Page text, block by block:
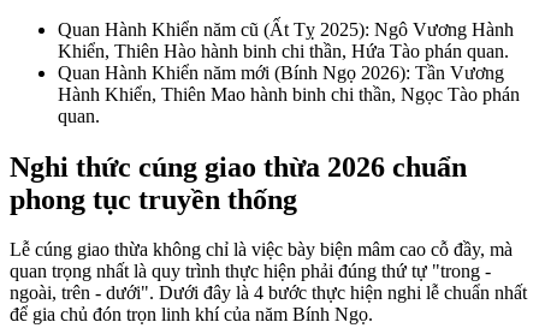
Quan Hành Khiển năm cũ (Ất Tỵ 2025): Ngô Vương Hành
Khiển, Thiên Hào hành binh chi thần, Hứa Tào phán quan.
Quan Hành Khiển năm mới (Bính Ngọ 2026): Tần Vương
Hành Khiển, Thiên Mao hành binh chi thần, Ngọc Tào phán
quan.
Nghi thức cúng giao thừa 2026 chuẩn
phong tục truyền thống
Lễ cúng giao thừa không chỉ là việc bày biện mâm cao cỗ đầy, mà
quan trọng nhất là quy trình thực hiện phải đúng thứ tự "trong -
ngoài, trên - dưới". Dưới đây là 4 bước thực hiện nghi lễ chuẩn nhất
để gia chủ đón trọn linh khí của năm Bính Ngọ.